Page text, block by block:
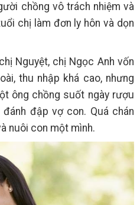
chồng vô trách nhiệm và
chị làm đơn ly hôn và dọn
Nguyệt, chị Ngọc Anh vốn
thu nhập khá cao, nhưng
ông chồng suốt ngày rượu
đập vợ con. Quá chán
nuôi con một mình.